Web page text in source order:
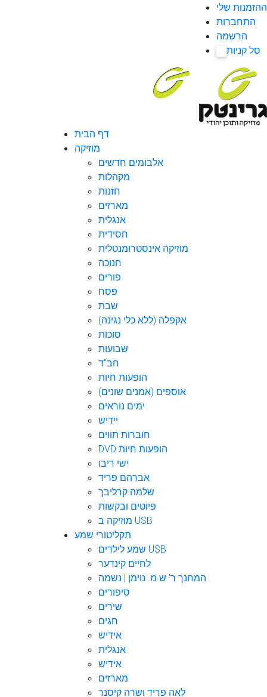
ההזמנות שלי
התחברות
הרשמה
סל קניות
דף הבית
מוזיקה
אלבומים חדשים
מקהלות
חזנות
מארזים
אנגלית
חסידית
מוזיקה אינסטרומנטלית
חנוכה
פורים
פסח
שבת
אקפלה (ללא כלי נגינה)
סוכות
שבועות
חב"ד
הופעות חיות
אוספים (אמנים שונים)
ימים נוראים
יידיש
חוברות תווים
DVD הופעות חיות
ישי ריבו
אברהם פריד
שלמה קרליבך
פיוטים ובקשות
מוזיקה ב USB
תקליטורי שמע
שמע לילדים USB
לחיים קינדער
המחנך ר' ש.מ. נוימן | נשמה
סיפורים
שירים
חגים
אידיש
אנגלית
אידיש
מארזים
לאה פריד ושרה קיסנר